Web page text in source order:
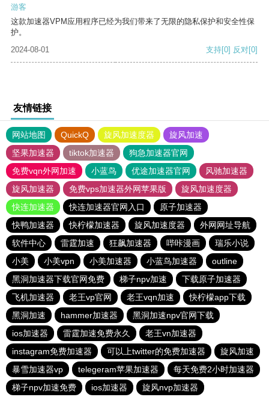
游客
这款加速器VPM应用程序已经为我们带来了无限的隐私保护和安全性保
护。
2024-08-01
支持[0] 反对[0]
友情链接
网站地图 QuickQ 旋风加速度器
旋风加速
坚果加速器
tiktok加速器
狗急加速器官网
免费vqn外网加速
小蓝鸟 优途加速器官网
风驰加速器
旋风加速器
免费vps加速器外网苹果版
旋风加速度器
快连加速器
快连加速器官网入口
原子加速器
快鸭加速器
快柠檬加速器 旋风加速度器
外网网址导航
软件中心
雷霆加速 狂飙加速器 哔咔漫画
瑞乐小说
小美
小美vpn 小美加速器 小蓝鸟加速器
outline
黑洞加速器下载官网免费
梯子npv加速
下载原子加速器
飞机加速器
老王vp官网 老王vqn加速
快柠檬app下载
黑洞加速
hammer加速器
黑洞加速npv官网下载
ios加速器
雷霆加速免费永久
老王vn加速器
instagram免费加速器
可以上twitter的免费加速器
旋风加速
暴雪加速器vp
telegeram苹果加速器
每天免费2小时加速器
梯子npv加速免费
ios加速器 旋风nvp加速器